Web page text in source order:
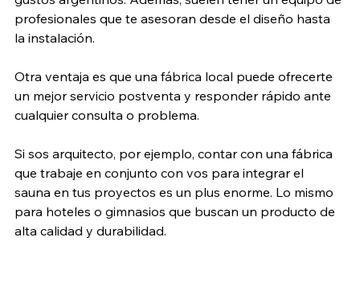
profesionales que te asesoran desde el diseño hasta
la instalación.
Otra ventaja es que una fábrica local puede ofrecerte
un mejor servicio postventa y responder rápido ante
cualquier consulta o problema.
Si sos arquitecto, por ejemplo, contar con una fábrica
que trabaje en conjunto con vos para integrar el
sauna en tus proyectos es un plus enorme. Lo mismo
para hoteles o gimnasios que buscan un producto de
alta calidad y durabilidad.